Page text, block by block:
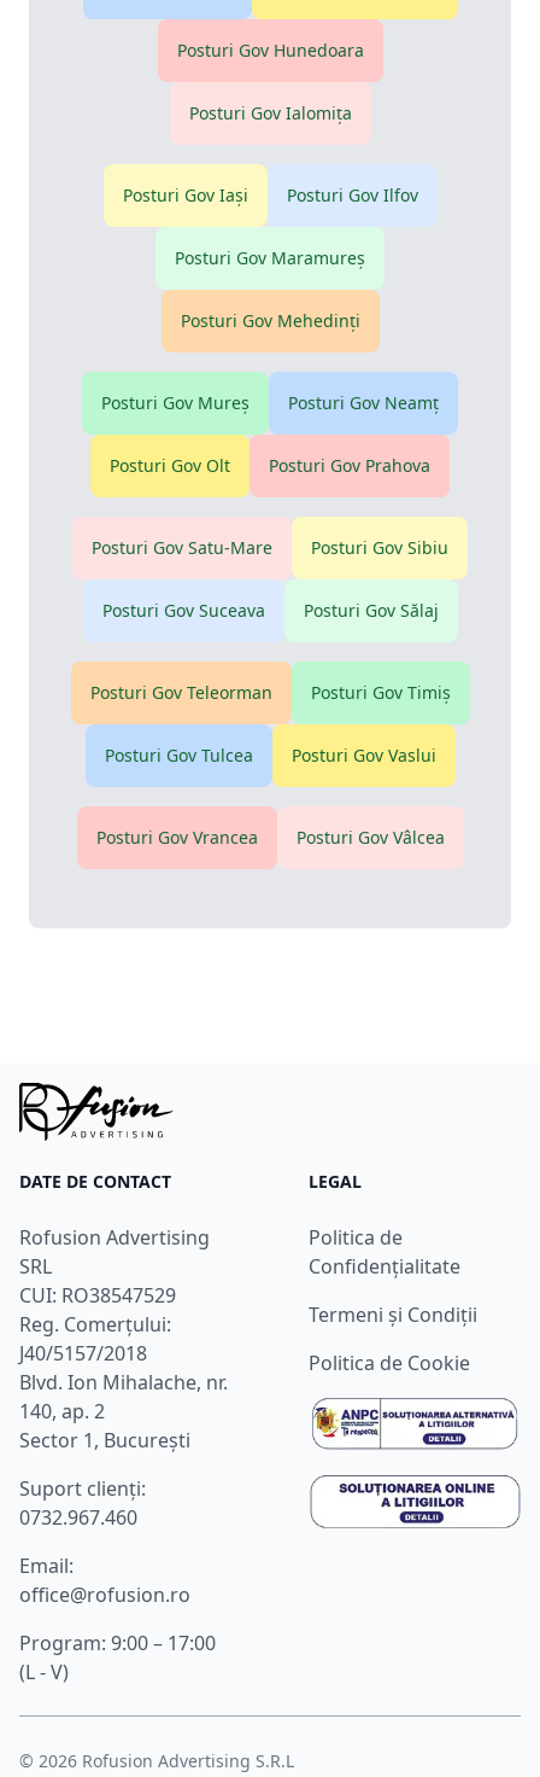
Posturi Gov Hunedoara
Posturi Gov Ialomiţa
Posturi Gov Iaşi Posturi Gov Ilfov
Posturi Gov Maramureş
Posturi Gov Mehedinţi
Posturi Gov Mureş Posturi Gov Neamţ
Posturi Gov Olt Posturi Gov Prahova
Posturi Gov Satu-Mare Posturi Gov Sibiu
Posturi Gov Suceava Posturi Gov Sălaj
Posturi Gov Teleorman Posturi Gov Timiş
Posturi Gov Tulcea Posturi Gov Vaslui
Posturi Gov Vrancea Posturi Gov Vâlcea
DATE DE CONTACT
Rofusion Advertising
SRL
CUI: RO38547529
Reg. Comerțului:
J40/5157/2018
Blvd. Ion Mihalache, nr.
140, ap. 2
Sector 1, București
Suport clienţi:
0732.967.460
Email:
office@rofusion.ro
Program: 9:00 – 17:00
(L - V)
LEGAL
Politica de
Confidențialitate
Termeni și Condiții
Politica de Cookie
© 2026 Rofusion Advertising S.R.L